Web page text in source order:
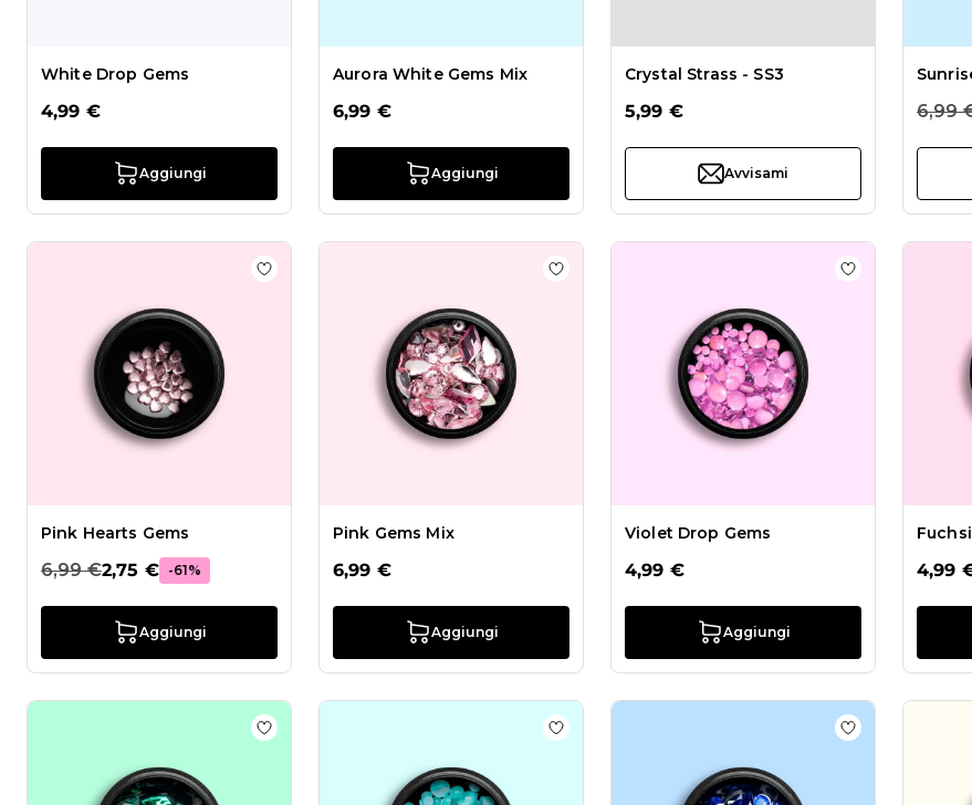
White Drop Gems
4,99 €
Aggiungi
Aurora White Gems Mix
6,99 €
Aggiungi
Crystal Strass - SS3
5,99 €
Avvisami
6,99
Pink Hearts Gems
6,99 €2,75 € -61%
Aggiungi
Aggiungi alla wishlist Pink Hearts Gems
Pink Gems Mix
6,99 €
Aggiungi
Aggiungi alla wishlist Pink Gems Mix
Violet Drop Gems
4,99 €
Aggiungi
Aggiungi alla
4,99
Aggiungi alla wishlist Emerald Gems MixAggiungi alla wishlist Emerald Drop GemsAggiungi alla